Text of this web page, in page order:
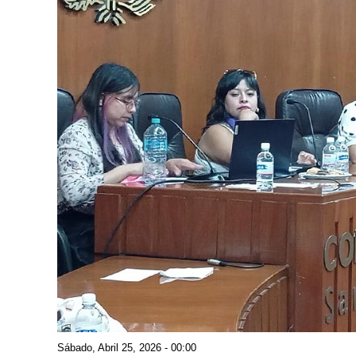
Sábado, Abril 25, 2026 - 00:00